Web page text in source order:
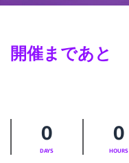
開催まであと
0
DAYS
0
HOURS